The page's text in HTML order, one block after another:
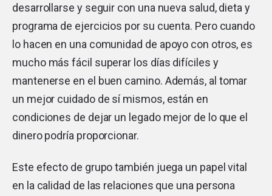
desarrollarse y seguir con una nueva salud, dieta y
programa de ejercicios por su cuenta. Pero cuando
lo hacen en una comunidad de apoyo con otros, es
mucho más fácil superar los días difíciles y
mantenerse en el buen camino. Además, al tomar
un mejor cuidado de sí mismos, están en
condiciones de dejar un legado mejor de lo que el
dinero podría proporcionar.
Este efecto de grupo también juega un papel vital
en la calidad de las relaciones que una persona